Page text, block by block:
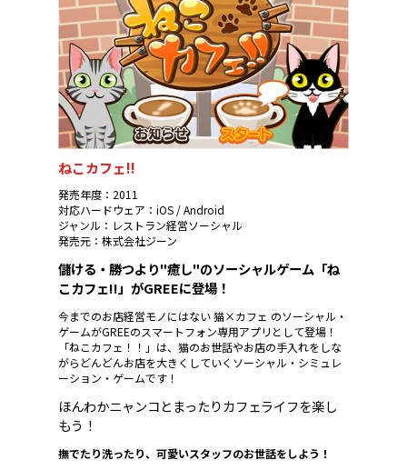
ねこカフェ!!
発売年度：2011
対応ハードウェア：iOS / Android
ジャンル：レストラン経営ソーシャル
発売元：株式会社ジーン
儲ける・勝つより"癒し"のソーシャルゲーム「ね
こカフェ!!」がGREEに登場！
今までのお店経営モノにはない 猫×カフェ のソーシャル・
ゲームがGREEのスマートフォン専用アプリとして登場！
「ねこカフェ！！」は、猫のお世話やお店の手入れをしな
がらどんどんお店を大きくしていくソーシャル・シミュレ
ーション・ゲームです！
ほんわかニャンコとまったりカフェライフを楽し
もう！
撫でたり洗ったり、可愛いスタッフのお世話をしよう！